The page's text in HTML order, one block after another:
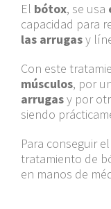
El bótox, se usa
capacidad para
las arrugasy
Con este
músculos, por
arrugasy por
siendo
Para conseguir
tratamiento de
en manos de